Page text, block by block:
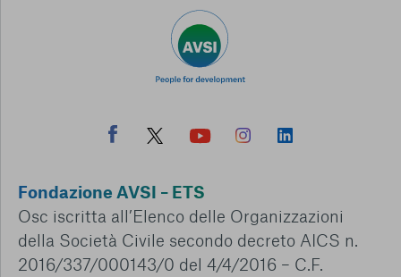
Fondazione AVSI – ETS
Osc iscritta all’Elenco delle Organizzazioni
della Società Civile secondo decreto AICS n.
2016/337/000143/0 del 4/4/2016 – C.F.